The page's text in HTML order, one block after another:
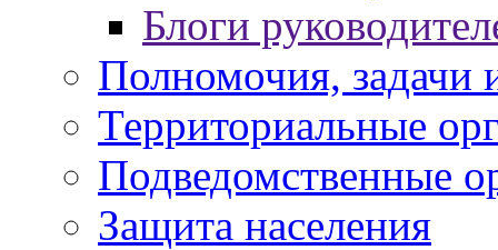
Блоги
Полномочия, задачи
Территориальные
Подведомственные
Защита населения